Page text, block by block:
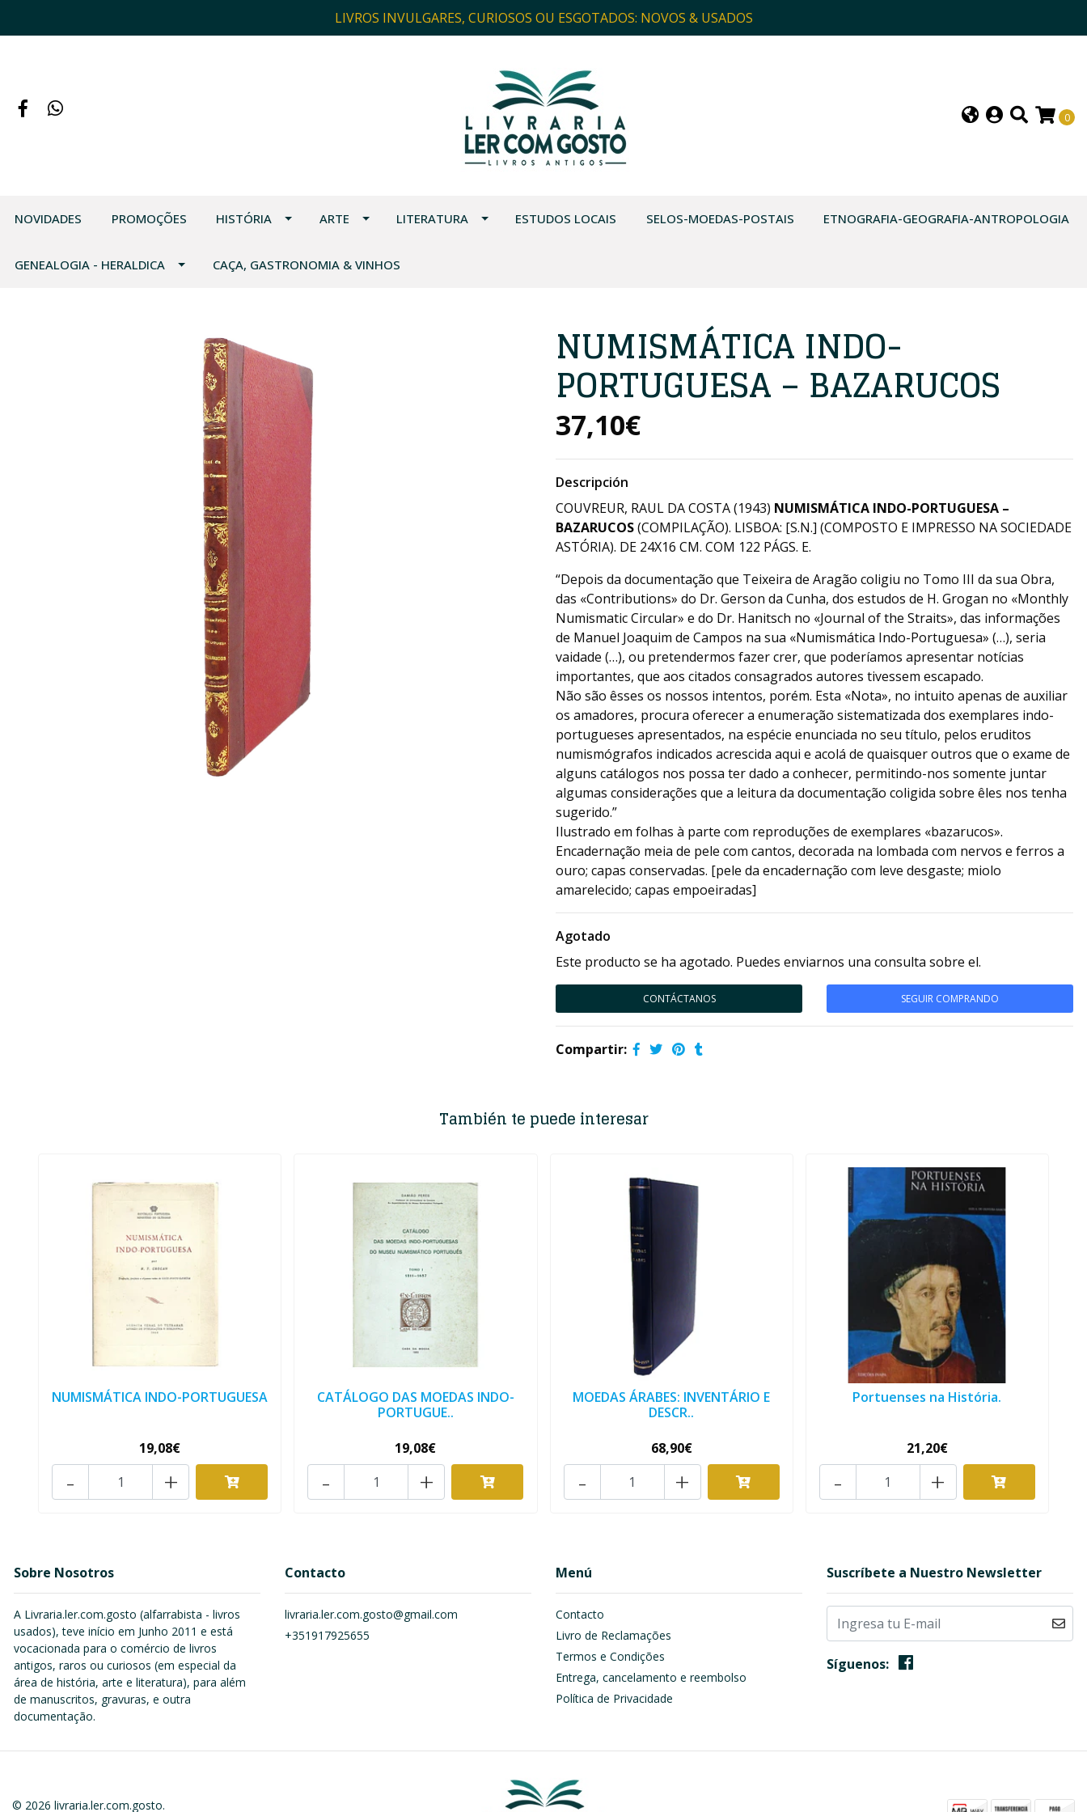
LIVROS INVULGARES, CURIOSOS OU ESGOTADOS: NOVOS & USADOS
0
NOVIDADES PROMOÇÕES HISTÓRIA ARTE LITERATURA ESTUDOS LOCAIS SELOS-MOEDAS-POSTAIS ETNOGRAFIA-GEOGRAFIA-ANTROPOLOGIA
GENEALOGIA - HERALDICA CAÇA, GASTRONOMIA & VINHOS
NUMISMÁTICA INDO-
PORTUGUESA – BAZARUCOS
37,10€
Descripción
COUVREUR, RAUL DA COSTA (1943) NUMISMÁTICA INDO-PORTUGUESA –
BAZARUCOS(COMPILAÇÃO). LISBOA: [S.N.] (COMPOSTO E IMPRESSO NA SOCIEDADE
ASTÓRIA). DE 24X16 CM. COM 122 PÁGS. E.
“Depois da documentação que Teixeira de Aragão coligiu no Tomo III da sua Obra,
das «Contributions» do Dr. Gerson da Cunha, dos estudos de H. Grogan no «Monthly
Numismatic Circular» e do Dr. Hanitsch no «Journal of the Straits», das informações
de Manuel Joaquim de Campos na sua «Numismática Indo-Portuguesa» (…), seria
vaidade (…), ou pretendermos fazer crer, que poderíamos apresentar notícias
importantes, que aos citados consagrados autores tivessem escapado.
Não são êsses os nossos intentos, porém. Esta «Nota», no intuito apenas de auxiliar
os amadores, procura oferecer a enumeração sistematizada dos exemplares indo-
portugueses apresentados, na espécie enunciada no seu título, pelos eruditos
numismógrafos indicados acrescida aqui e acolá de quaisquer outros que o exame de
alguns catálogos nos possa ter dado a conhecer, permitindo-nos somente juntar
algumas considerações que a leitura da documentação coligida sobre êles nos tenha
sugerido.”
Ilustrado em folhas à parte com reproduções de exemplares «bazarucos».
Encadernação meia de pele com cantos, decorada na lombada com nervos e ferros a
ouro; capas conservadas. [pele da encadernação com leve desgaste; miolo
amarelecido; capas empoeiradas]
Agotado
Este producto se ha agotado. Puedes enviarnos una consulta sobre el.
CONTÁCTANOS SEGUIR COMPRANDO
Compartir:
También te puede interesar
NUMISMÁTICA INDO-PORTUGUESA
19,08€
+
-
CATÁLOGO DAS MOEDAS INDO-
PORTUGUE..
19,08€
+
-
MOEDAS ÁRABES: INVENTÁRIO E
DESCR..
68,90€
+
-
Portuenses na História.
21,20€
+
-
Sobre Nosotros
A Livraria.ler.com.gosto (alfarrabista - livros
usados), teve início em Junho 2011 e está
vocacionada para o comércio de livros
antigos, raros ou curiosos (em especial da
área de história, arte e literatura), para além
de manuscritos, gravuras, e outra
documentação.
Contacto
livraria.ler.com.gosto@gmail.com
+351917925655
Menú
Contacto
Livro de Reclamações
Termos e Condições
Entrega, cancelamento e reembolso
Política de Privacidade
Suscríbete a Nuestro Newsletter
Síguenos:
© 2026 livraria.ler.com.gosto.